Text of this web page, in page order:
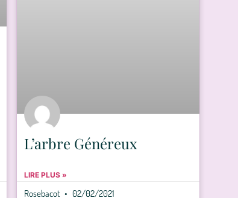
L’arbre Généreux
LIRE PLUS »
Rosebacot 02/02/2021